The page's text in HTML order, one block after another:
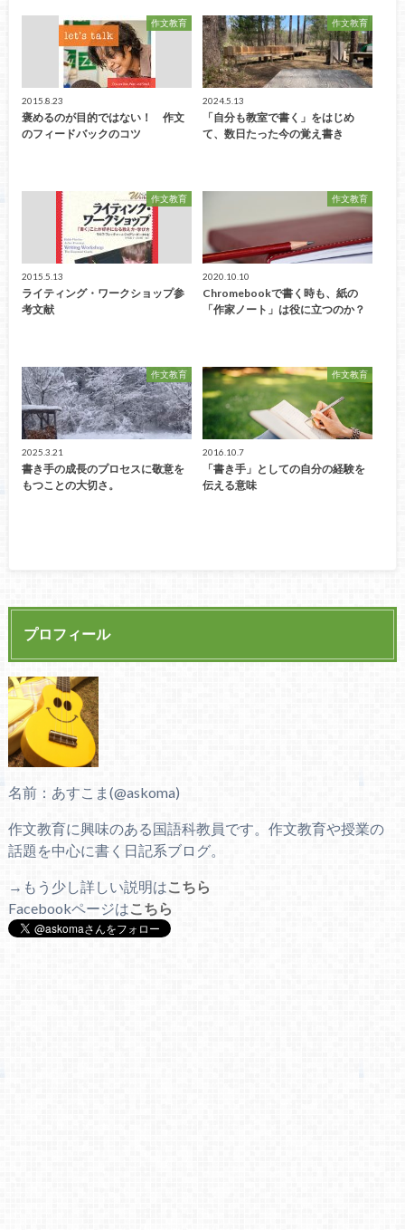
作文教育
2015.8.23
褒めるのが目的ではない！ 作文
のフィードバックのコツ
作文教育
2024.5.13
「自分も教室で書く」をはじめ
て、数日たった今の覚え書き
作文教育
2015.5.13
ライティング・ワークショップ参
考文献
作文教育
2020.10.10
Chromebookで書く時も、紙の
「作家ノート」は役に立つのか？
作文教育
2025.3.21
書き手の成長のプロセスに敬意を
もつことの大切さ。
作文教育
2016.10.7
「書き手」としての自分の経験を
伝える意味
プロフィール
名前：あすこま(@askoma)
作文教育に興味のある国語科教員です。作文教育や授業の
話題を中心に書く日記系ブログ。
→もう少し詳しい説明はこちら
Facebookページはこちら